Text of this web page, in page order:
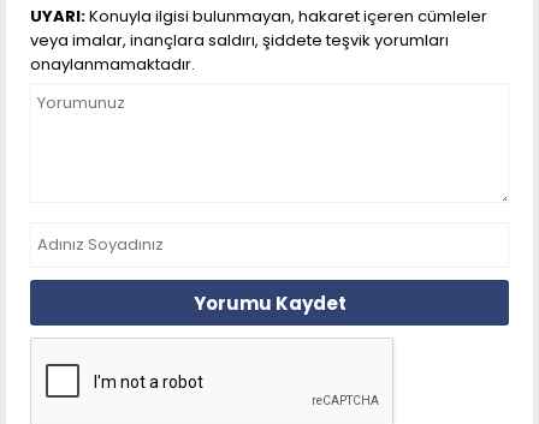
UYARI:Konuyla ilgisi bulunmayan, hakaret içeren cümleler
veya imalar, inançlara saldırı, şiddete teşvik yorumları
onaylanmamaktadır.
Yorumu Kaydet